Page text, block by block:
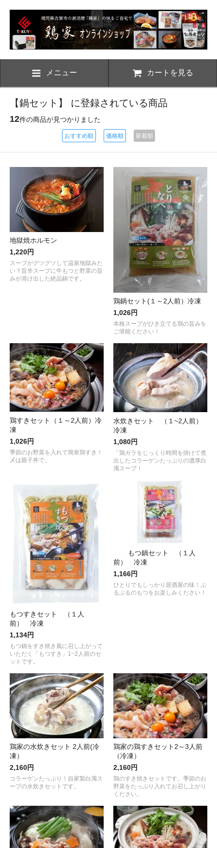
メニュー カートを見る
【鍋セット】 に登録されている商品
12件の商品が見つかりました
おすすめ順 価格順 新着順
地獄焼ホルモン
1,220円
スープがグツグツして温泉地獄みた
い？旨辛スープに牛もつと野菜の旨
みが溶け出した絶品鍋です。
鶏鍋セット(１～2人前）冷凍
1,026円
本格スープがひき立てる鶏の旨みを
ご堪能ください！
鶏すきセット（１～2人前）冷
凍
1,026円
季節のお野菜を入れて簡単鶏すき！
〆は親子丼で。
水炊きセット （１~2人前）
冷凍
1,080円
「鶏ガラをじっくり時間を掛けて煮
出したコラーゲンたっぷりの濃厚白
濁スープ！
もつすきセット （１人
前） 冷凍
1,134円
もつ鍋をすき焼き風に召し上がって
いただく「もつすき」1~2人前のセ
ットです。
もつ鍋セット （１人
前） 冷凍
1,166円
ひとりでもしっかり居酒屋の味！ぷ
るぷるのもつをお楽しみください！
鶏家の水炊きセット 2人前(冷
凍）
2,160円
コラーゲンたっぷり！自家製白濁ス
ープの水炊きセットです。
鶏家の鶏すきセット2～3人前
（冷凍）
2,160円
鶏のすき焼きセットです。季節のお
野菜をたっぷり入れてお召し上がり
ください。